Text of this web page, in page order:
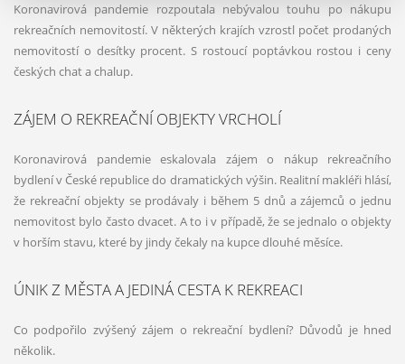
Koronavirová pandemie rozpoutala nebývalou touhu po nákupu
rekreačních nemovitostí. V některých krajích vzrostl počet prodaných
nemovitostí o desítky procent. S rostoucí poptávkou rostou i ceny
českých chat a chalup.
ZÁJEM O REKREAČNÍ OBJEKTY VRCHOLÍ
Koronavirová pandemie eskalovala zájem o nákup rekreačního
bydlení v České republice do dramatických výšin. Realitní makléři hlásí,
že rekreační objekty se prodávaly i během 5 dnů a zájemců o jednu
nemovitost bylo často dvacet. A to i v případě, že se jednalo o objekty
v horším stavu, které by jindy čekaly na kupce dlouhé měsíce.
ÚNIK Z MĚSTA A JEDINÁ CESTA K REKREACI
Co podpořilo zvýšený zájem o rekreační bydlení? Důvodů je hned
několik.